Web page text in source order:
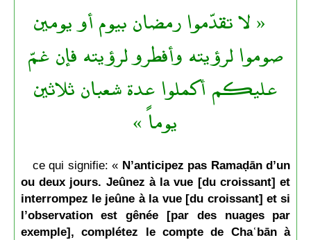
« لا تقدّموا رمضان بيوم أو يومين
صوموا لرؤيته وأفطرو لرؤيته فإن غمّ
عليكم أكملوا عدة شعبان ثلاثين
يوماً »
ce qui signifie: « N’anticipez pas Ramaḍān d’un
ou deux jours. Jeûnez à la vue [du croissant] et
interrompez le jeûne à la vue [du croissant] et si
l’observation est gênée [par des nuages par
exemple], complétez le compte de Chaʿbān à